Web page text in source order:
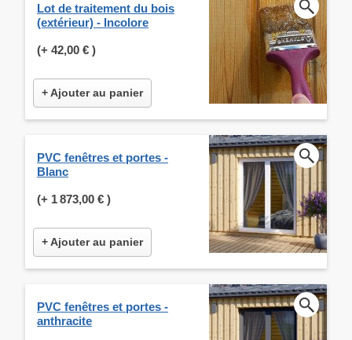
Lot de traitement du bois
(extérieur) - Incolore
(+ 42,00 € )
+ Ajouter au panier
PVC fenêtres et portes -
Blanc
(+ 1 873,00 € )
+ Ajouter au panier
PVC fenêtres et portes -
anthracite